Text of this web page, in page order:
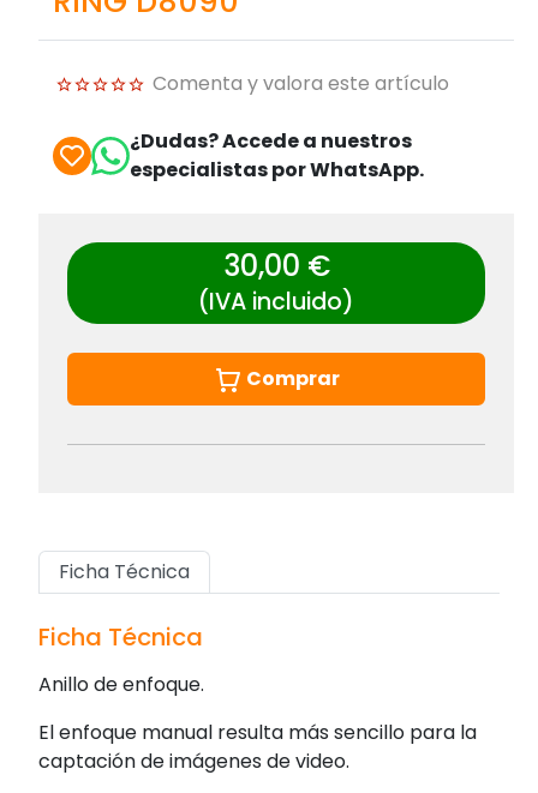
Comenta y valora este artículo
¿Dudas? Accede a nuestros
especialistas por WhatsApp.
30,00 €
(IVA incluido)
Comprar
Ficha Técnica
Ficha Técnica
Anillo de enfoque.
El enfoque manual resulta más sencillo para la
captación de imágenes de video.